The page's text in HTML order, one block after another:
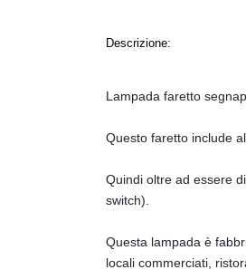
Descrizione:
Lampada faretto
Questo faretto include
Quindi oltre ad essere
switch).
Questa lampada è
locali commerciati,